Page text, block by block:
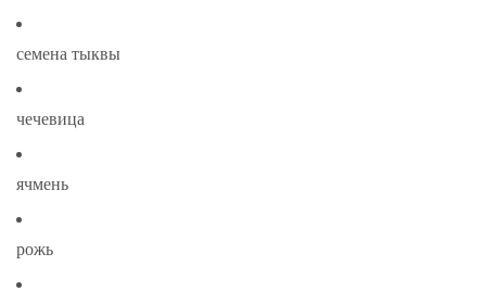
семена тыквы
чечевица
ячмень
рожь